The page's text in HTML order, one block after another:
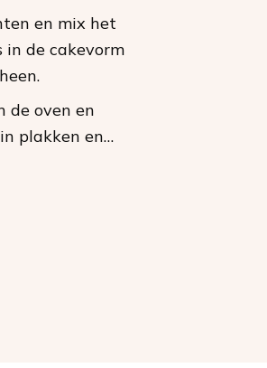
en mix het
in de cakevorm
de oven en
plakken en…